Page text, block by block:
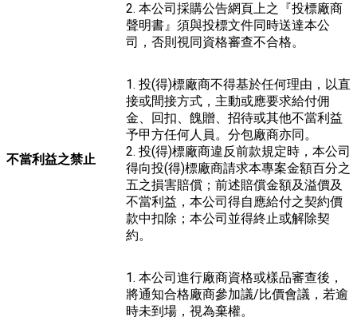
2. 本公司採購公告網頁上之『投標廠商
聲明書』須與投標文件同時送達本公
司，否則視同資格審查不合格。
不當利益之禁止
1. 投(得)標廠商不得基於任何理由，以直
接或間接方式，主動或應要求給付佣
金、回扣、餽贈、招待或其他不當利益
予甲方任何人員。分包廠商亦同。
2. 投(得)標廠商違反前款規定時，本公司
得向投(得)標廠商請求本專案金額百分之
五之損害賠償；前述賠償金額及溢價及
不當利益，本公司得自應給付之契約價
款中扣除；本公司並得終止或解除契
約。
1. 本公司進行廠商資格或樣品審查後，
將通知合格廠商參加議/比價會議，若逾
時未到場，視為棄權。